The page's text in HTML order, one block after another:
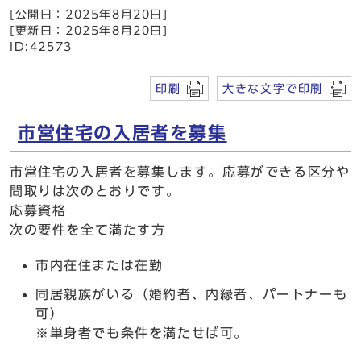
[公開日：2025年8月20日]
[更新日：2025年8月20日]
ID:42573
印刷 大きな文字で印刷
市営住宅の入居者を募集
市営住宅の入居者を募集します。応募ができる区分や
間取りは次のとおりです。
応募資格
次の要件を全て満たす方
市内在住または在勤
同居親族がいる（婚約者、内縁者、パートナーも
可）
※単身者でも条件を満たせば可。